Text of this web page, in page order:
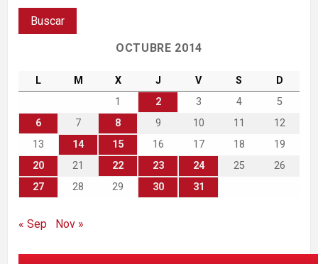
OCTUBRE 2014
L M X J V S
D
1
2 3 4
5
6
7 8 9 10 11
12
13
14 15 16 17 18
19
20
21 22 23 24 25
26
27
28 29 30 31
« Sep Nov »